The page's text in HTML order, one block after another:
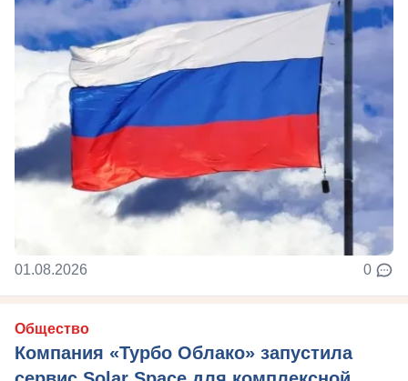
01.08.2026 0
Общество
Компания «Турбо Облако» запустила